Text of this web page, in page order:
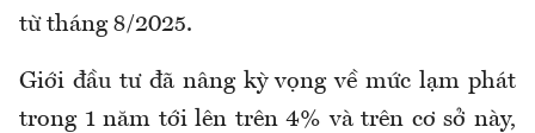
từ tháng 8/2025.
Giới đầu tư đã nâng kỳ vọng về mức lạm phát
trong 1 năm tới lên trên 4% và trên cơ sở này,